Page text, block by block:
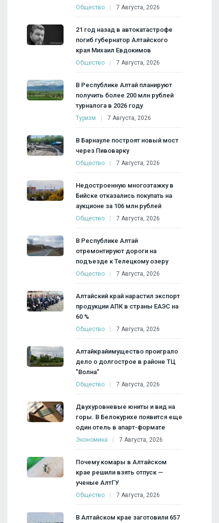
Общество 7 Августа, 2026
21 год назад в автокатастрофе
погиб губернатор Алтайского
края Михаил Евдокимов
Общество 7 Августа, 2026
В Республике Алтай планируют
получить более 200 млн рублей
турналога в 2026 году
Туризм 7 Августа, 2026
В Барнауле построят новый мост
через Пивоварку
Общество 7 Августа, 2026
Недостроенную многоэтажку в
Бийске отказались покупать на
аукционе за 106 млн рублей
Общество 7 Августа, 2026
В Республике Алтай
отремонтируют дороги на
подъезде к Телецкому озеру
Общество 7 Августа, 2026
Алтайский край нарастил экспорт
продукции АПК в страны ЕАЭС на
60 %
Общество 7 Августа, 2026
Алтайкрайимущество проиграло
дело о долгострое в районе ТЦ
"Волна"
Общество 7 Августа, 2026
Двухуровневые юниты и вид на
горы. В Белокурихе появится еще
один отель в апарт-формате
Экономика 7 Августа, 2026
Почему комары в Алтайском
крае решили взять отпуск —
ученые АлтГУ
Общество 7 Августа, 2026
В Алтайском крае заготовили 657